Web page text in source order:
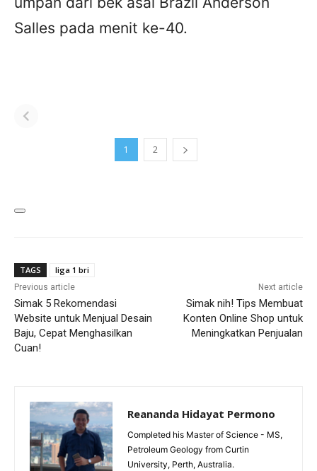
Salles pada menit ke-40.
Caitlin Clark’s
Found Dead in
Florida
1 2
TAGS liga 1 bri
Previous article
Simak 5 Rekomendasi
Website untuk Menjual Desain
Baju, Cepat Menghasilkan
Cuan!
Next article
Simak nih! Tips Membuat
Konten Online Shop untuk
Meningkatkan Penjualan
Reananda Hidayat Permono
Completed his Master of Science - MS,
Petroleum Geology from Curtin
University, Perth, Australia.